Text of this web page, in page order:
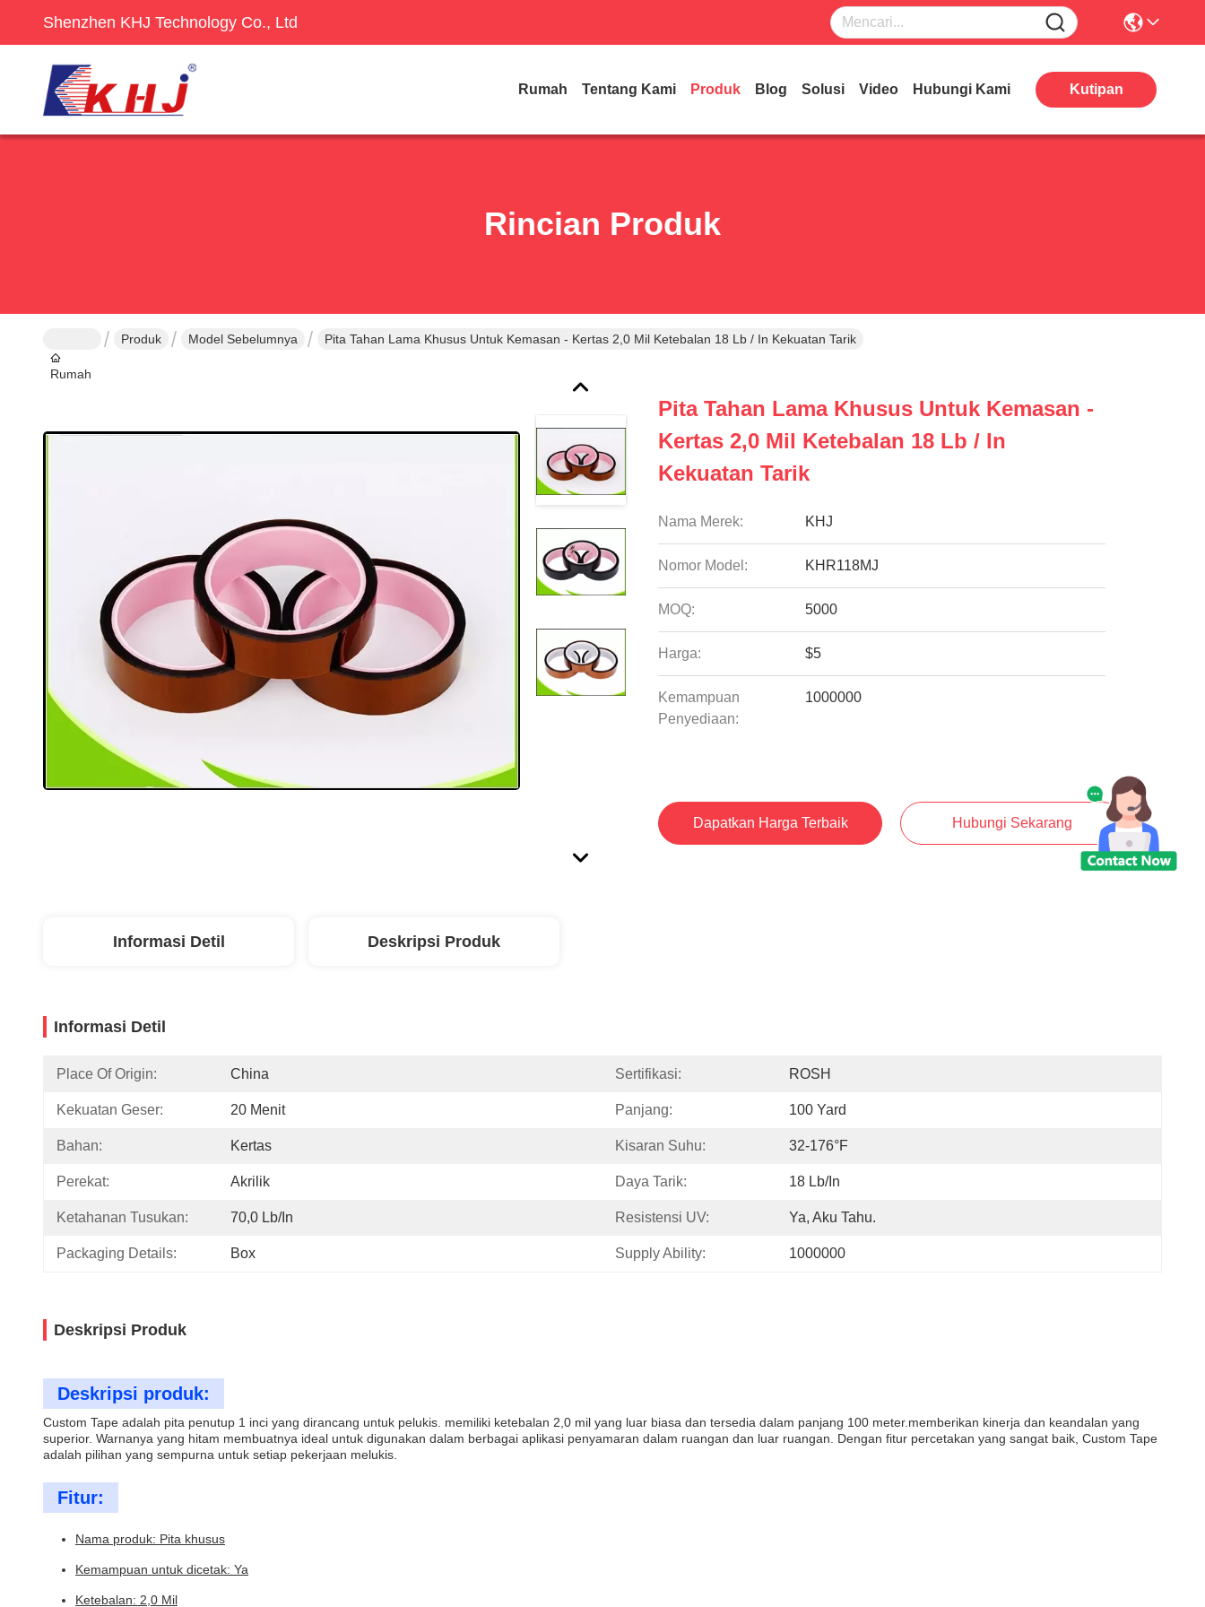
Shenzhen KHJ Technology Co., Ltd
Rumah Tentang Kami Produk Blog Solusi Video Hubungi Kami Kutipan
Rincian Produk
Rumah
Produk Model Sebelumnya Pita Tahan Lama Khusus Untuk Kemasan - Kertas 2,0 Mil Ketebalan 18 Lb / In Kekuatan Tarik
Pita Tahan Lama Khusus Untuk Kemasan -
Kertas 2,0 Mil Ketebalan 18 Lb / In
Kekuatan Tarik
Nama Merek: KHJ
Nomor Model: KHR118MJ
MOQ: 5000
Harga: $5
Kemampuan
Penyediaan:
1000000
Dapatkan Harga Terbaik Hubungi Sekarang
Informasi Detil Deskripsi Produk
Informasi Detil
Place Of Origin: China Sertifikasi: ROSH
Kekuatan Geser: 20 Menit Panjang: 100 Yard
Bahan: Kertas Kisaran Suhu: 32-176°F
Perekat: Akrilik Daya Tarik: 18 Lb/in
Ketahanan Tusukan: 70,0 Lb/in Resistensi UV: Ya, Aku Tahu.
Packaging Details: Box Supply Ability: 1000000
Deskripsi Produk
Deskripsi produk:
Custom Tape adalah pita penutup 1 inci yang dirancang untuk pelukis. memiliki ketebalan 2,0 mil yang luar biasa dan tersedia dalam panjang 100 meter.memberikan kinerja dan keandalan yang
superior. Warnanya yang hitam membuatnya ideal untuk digunakan dalam berbagai aplikasi penyamaran dalam ruangan dan luar ruangan. Dengan fitur percetakan yang sangat baik, Custom Tape
adalah pilihan yang sempurna untuk setiap pekerjaan melukis.
Fitur:
Nama produk: Pita khusus
Kemampuan untuk dicetak: Ya
Ketebalan: 2,0 Mil